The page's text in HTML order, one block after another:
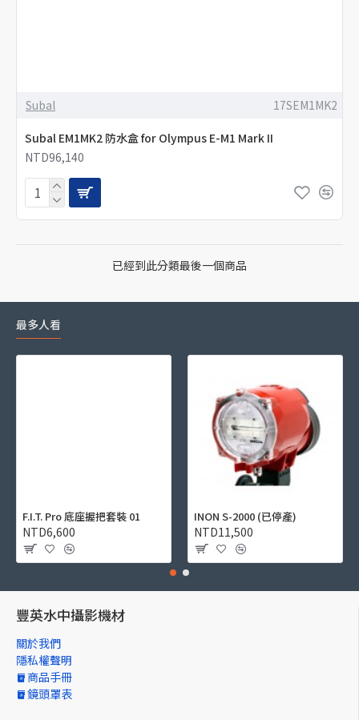
Subal 17SEM1MK2
Subal EM1MK2 防水盒 for Olympus E-M1 Mark II
NTD96,140
已經到此分類最後一個商品
最多人看
F.I.T. Pro 底座握把套裝 01
NTD6,600
INON S-2000 (已停產)
NTD11,500
豐英水中攝影機材
關於我們
隱私權聲明
商品手冊
鏡頭罩表